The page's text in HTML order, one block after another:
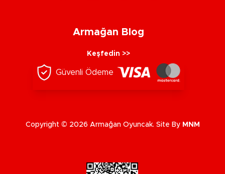
Armağan Blog
Keşfedin >>
Güvenli Ödeme
Copyright © 2026 Armağan Oyuncak. Site By MNM